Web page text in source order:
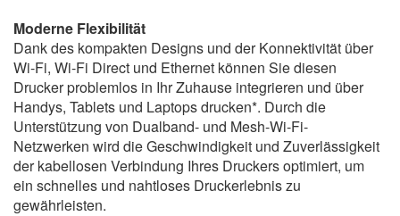
Moderne Flexibilität
Dank des kompakten Designs und der Konnektivität über
Wi-Fi, Wi-Fi Direct und Ethernet können Sie diesen
Drucker problemlos in Ihr Zuhause integrieren und über
Handys, Tablets und Laptops drucken*. Durch die
Unterstützung von Dualband- und Mesh-Wi-Fi-
Netzwerken wird die Geschwindigkeit und Zuverlässigkeit
der kabellosen Verbindung Ihres Druckers optimiert, um
ein schnelles und nahtloses Druckerlebnis zu
gewährleisten.